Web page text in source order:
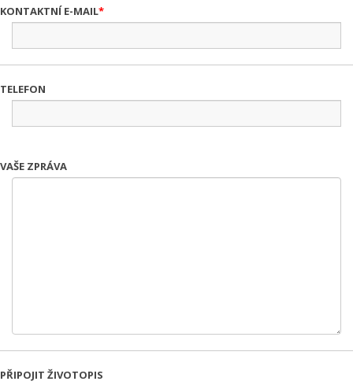
KONTAKTNÍ E-MAIL
TELEFON
VAŠE ZPRÁVA
PŘIPOJIT ŽIVOTOPIS